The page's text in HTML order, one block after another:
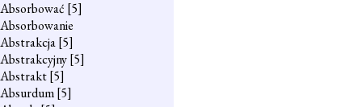
Absorbować [5]
Absorbowanie
Abstrakcja[5]
Abstrakcyjny[5]
Abstrakt[5]
Absurdum[5]